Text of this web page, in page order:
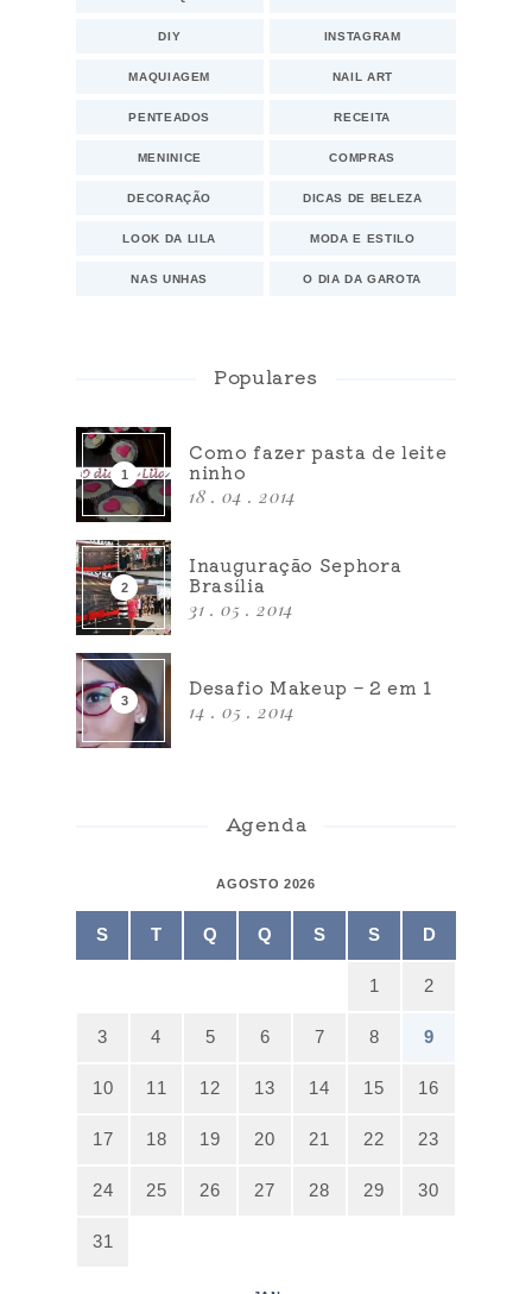
DIY INSTAGRAM
MAQUIAGEM NAIL ART
PENTEADOS RECEITA
MENINICE COMPRAS
DECORAÇÃO DICAS DE BELEZA
LOOK DA LILA MODA E ESTILO
NAS UNHAS O DIA DA GAROTA
Populares
Como fazer pasta de leite
ninho
18 . 04 . 2014
Inauguração Sephora
Brasília
31 . 05 . 2014
Desafio Makeup – 2 em 1
14 . 05 . 2014
Agenda
AGOSTO 2026
S T Q Q S S D
1 2
3 4 5 6 7 8 9
10 11 12 13 14 15 16
17 18 19 20 21 22 23
24 25 26 27 28 29 30
31